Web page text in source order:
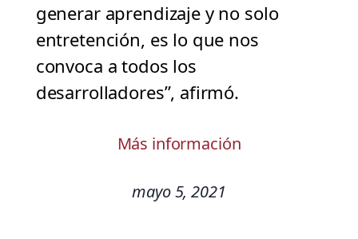
generar aprendizaje y no solo
entretención, es lo que nos
convoca a todos los
desarrolladores”, afirmó.
Más información
mayo 5, 2021